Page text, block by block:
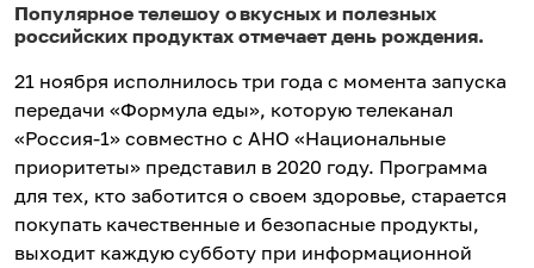
Популярное телешоу о вкусных и полезных
российских продуктах отмечает день рождения.
21 ноября исполнилось три года с момента запуска
передачи «Формула еды», которую телеканал
«Россия-1» совместно с АНО «Национальные
приоритеты» представил в 2020 году. Программа
для тех, кто заботится о своем здоровье, старается
покупать качественные и безопасные продукты,
выходит каждую субботу при информационной